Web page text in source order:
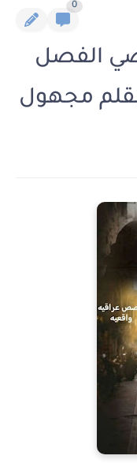
0
الفصل